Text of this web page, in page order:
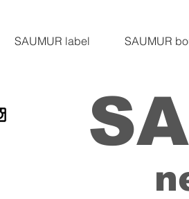
SAUMUR label SAUMUR